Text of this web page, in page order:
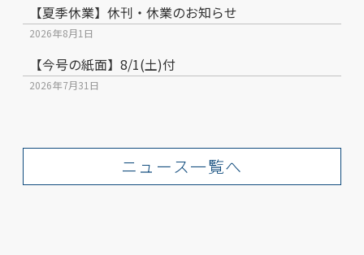
【夏季休業】休刊・休業のお知らせ
2026年8月1日
【今号の紙面】8/1(土)付
2026年7月31日
ニュース一覧へ